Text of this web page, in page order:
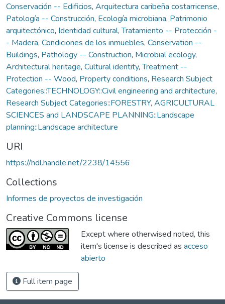
Conservación -- Edificios, Arquitectura caribeña costarricense,
Patología -- Construcción, Ecología microbiana, Patrimonio
arquitectónico, Identidad cultural,Tratamiento -- Protección -
- Madera, Condiciones de los inmuebles, Conservation --
Buildings, Pathology -- Construction, Microbial ecology,
Architectural heritage, Cultural identity,Treatment --
Protection -- Wood, Property conditions, Research Subject
Categories::TECHNOLOGY::Civil engineering and architecture,
Research Subject Categories::FORESTRY, AGRICULTURAL
SCIENCES and LANDSCAPE PLANNING::Landscape
planning::Landscape architecture
URI
https://hdl.handle.net/2238/14556
Collections
Informes de proyectos de investigación
Creative Commons license
Except where otherwised noted, this
item's license is described as acceso
abierto
Full item page